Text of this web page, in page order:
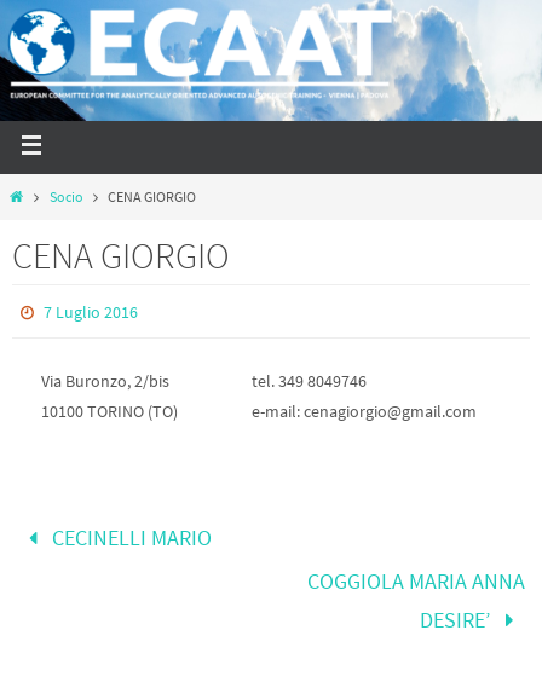
Socio CENA GIORGIO
CENA GIORGIO
7 Luglio 2016
Via Buronzo, 2/bis
10100 TORINO (TO)
tel. 349 8049746
e-mail: cenagiorgio@gmail.com
CECINELLI MARIO
COGGIOLA MARIA ANNA
DESIRE’